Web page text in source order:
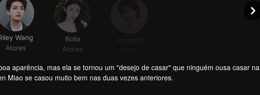
Wang
Atores
Bolla
Atores
aparência, mas ela se tornou um "desejo de casar" que ninguém ousa casar na
Miao se casou muito bem nas duas vezes anteriores.
oficial por gerações, tem uma personalidade gentil como jade e pode ser